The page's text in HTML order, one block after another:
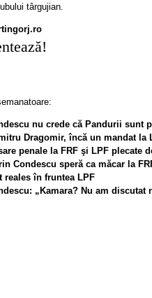
târgujian.
nu crede că Pandurii sunt
Dragomir, încă un mandat
penale la FRF şi LPF plecate
Condescu speră ca măcar la
reales în fruntea LPF
„Kamara? Nu am